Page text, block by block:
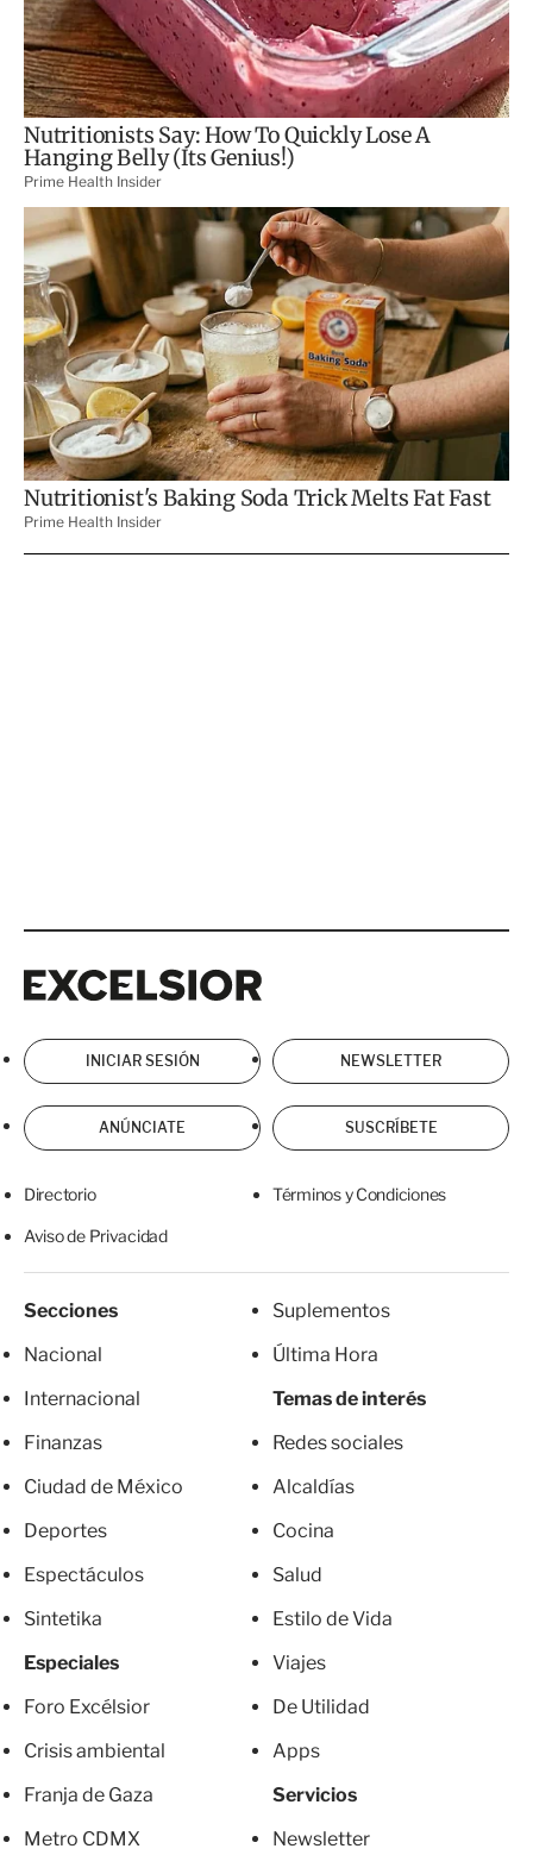
INICIAR SESIÓN NEWSLETTER
ANÚNCIATE SUSCRÍBETE
Directorio Términos y Condiciones
Aviso de Privacidad
Secciones
Nacional
Internacional
Finanzas
Ciudad de México
Deportes
Espectáculos
Sintetika
Especiales
Foro Excélsior
Crisis ambiental
Franja de Gaza
Metro CDMX
Suplementos
Última Hora
Temas de interés
Redes sociales
Alcaldías
Cocina
Salud
Estilo de Vida
Viajes
De Utilidad
Apps
Servicios
Newsletter